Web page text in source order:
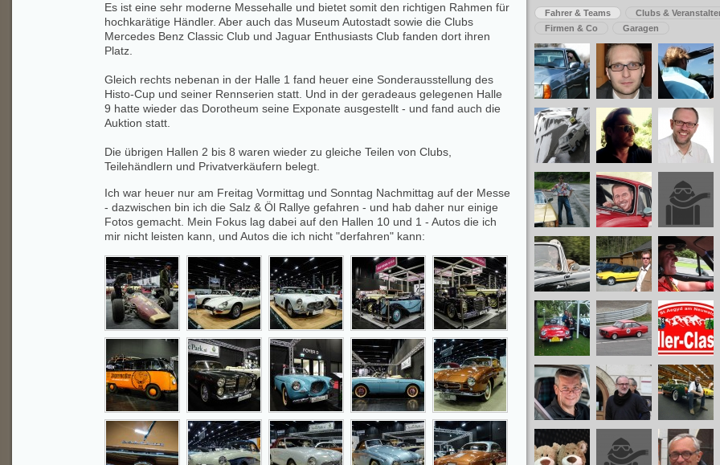
Es ist eine sehr moderne Messehalle und bietet somit den richtigen Rahmen für
hochkarätige Händler. Aber auch das Museum Autostadt sowie die Clubs
Mercedes Benz Classic Club und Jaguar Enthusiasts Club fanden dort ihren
Platz.
Gleich rechts nebenan in der Halle 1 fand heuer eine Sonderausstellung des
Histo-Cup und seiner Rennserien statt. Und in der geradeaus gelegenen Halle
9 hatte wieder das Dorotheum seine Exponate ausgestellt - und fand auch die
Auktion statt.
Die übrigen Hallen 2 bis 8 waren wieder zu gleiche Teilen von Clubs,
Teilehändlern und Privatverkäufern belegt.
Ich war heuer nur am Freitag Vormittag und Sonntag Nachmittag auf der Messe
- dazwischen bin ich die Salz & Öl Rallye gefahren - und hab daher nur einige
Fotos gemacht. Mein Fokus lag dabei auf den Hallen 10 und 1 - Autos die ich
mir nicht leisten kann, und Autos die ich nicht "derfahren" kann:
Fahrer & Teams
Clubs &
Firmen & Co
Garagen